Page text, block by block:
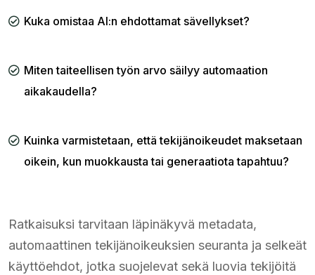
Kuka omistaa AI:n ehdottamat sävellykset?
Miten taiteellisen työn arvo säilyy automaation
aikakaudella?
Kuinka varmistetaan, että tekijänoikeudet maksetaan
oikein, kun muokkausta tai generaatiota tapahtuu?
Ratkaisuksi tarvitaan läpinäkyvä metadata,
automaattinen tekijänoikeuksien seuranta ja selkeät
käyttöehdot, jotka suojelevat sekä luovia tekijöitä